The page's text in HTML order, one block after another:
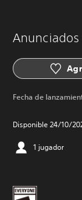
Anunciados
Fecha de
Disponible 24/10/
1 jugador